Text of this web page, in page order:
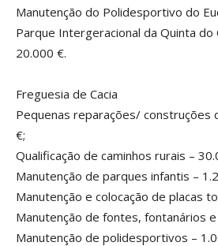
Manutenção do Polidesportivo do
Parque Intergeracional da Quinta do
20.000 €.
Freguesia de Cacia
Pequenas reparações/ construções
€;
Qualificação de caminhos rurais –
Manutenção de parques infantis –
Manutenção e colocação de placas
Manutenção de fontes, fontanários
Manutenção de polidesportivos –